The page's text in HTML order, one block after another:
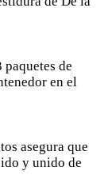
de
en el
asegura que
y unido de